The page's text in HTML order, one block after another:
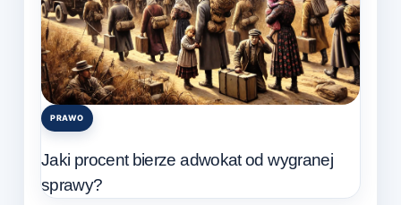
Posted
PRAWO
Jaki procent bierze adwokat od wygranej
sprawy?